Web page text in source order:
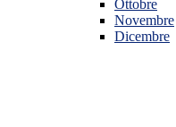
Ottobre
Novembre
Dicembre